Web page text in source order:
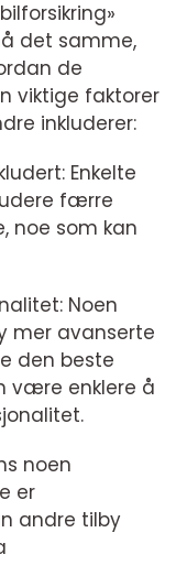
det samme,
de
viktige faktorer
inkluderer:
Enkelte
færre
noe som kan
Noen
mer avanserte
den beste
være enklere å
noen
er
andre tilby